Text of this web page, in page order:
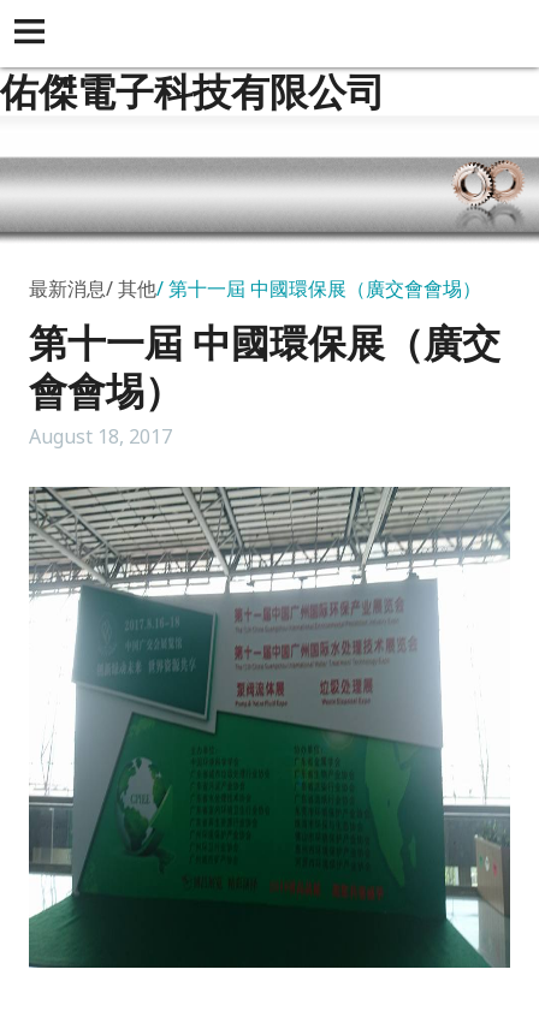
佑傑電子科技有限公司
最新消息 其他 第十一屆 中國環保展（廣交會會埸）
第十一屆 中國環保展（廣交
會會埸）
August 18, 2017